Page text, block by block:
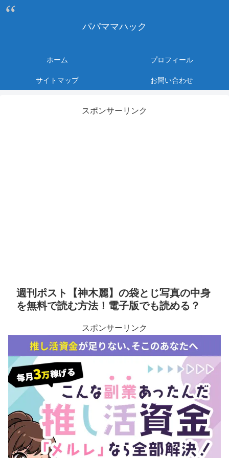
パパママハック
ホーム
プロフィール
サイトマップ
お問い合わせ
スポンサーリンク
週刊ポスト【神木麗】の袋とじ写真の中身
を無料で読む方法！電子版でも読める？
スポンサーリンク